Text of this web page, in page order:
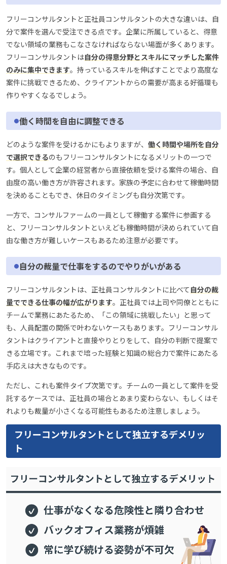
フリーコンサルタントと正社員コンサルタントの大きな違いは、自
分で案件を選んで受注できる点です。企業に所属していると、得意
でない領域の業務もこなさなければならない場面が多くあります。
フリーコンサルタントは自分の得意分野とスキルにマッチした案件
のみに集中できます。持っているスキルを伸ばすことでより高度な
案件に挑戦できるため、クライアントからの需要が高まる好循環も
作りやすくなるでしょう。
働く時間を自由に調整できる
どのような案件を受けるかにもよりますが、 働く時間や場所を自分
で選択できるのもフリーコンサルタントになるメリットの一つで
す。個人として企業の経営者から直接依頼を受ける案件の場合、自
由度の高い働き方が許容されます。家族の予定に合わせて稼働時間
を決めることもでき、休日のタイミングも自分次第です。
一方で、コンサルファームの一員として稼働する案件に参画する
と、フリーコンサルタントといえども稼働時間が決められていて自
由な働き方が難しいケースもあるため注意が必要です。
自分の裁量で仕事をするのでやりがいがある
フリーコンサルタントは、正社員コンサルタントに比べて 自分の裁
量でできる仕事の幅が広がります。正社員では上司や同僚とともに
チームで業務にあたるため、「この領域に挑戦したい」と思って
も、人員配置の関係で叶わないケースもあります。フリーコンサル
タントはクライアントと直接やりとりをして、自分の判断で提案で
きる立場です。これまで培った経験と知識の総合力で案件にあたる
手応えは大きなものです。
ただし、これも案件タイプ次第です。チームの一員として案件を受
託するケースでは、正社員の場合とあまり変わらない、もしくはそ
れよりも裁量が小さくなる可能性もあるため注意しましょう。
フリーコンサルタントとして独立するデメリッ
ト